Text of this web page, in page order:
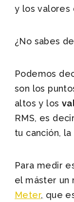
y los valores
¿No sabes
Podemos
son los
altos y los
RMS, es
tu canción,
Para medir
el máster un
Meter, que